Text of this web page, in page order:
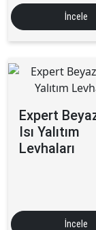
İncele
Expert
Isı Yalıtım
Levhaları
İncele